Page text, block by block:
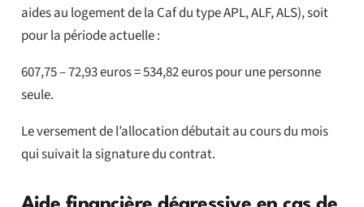
aides au logement de la Caf du type APL, ALF, ALS), soit
pour la période actuelle :
607,75 – 72,93 euros = 534,82 euros pour une personne
seule.
Le versement de l’allocation débutait au cours du mois
qui suivait la signature du contrat.